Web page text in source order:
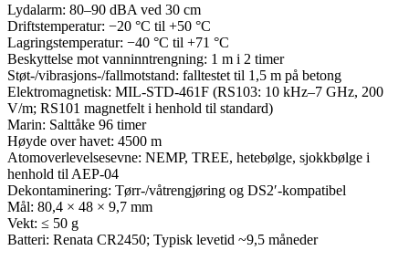
Lydalarm: 80–90 dBA ved 30 cm
Driftstemperatur: −20 °C til +50 °C
Lagringstemperatur: −40 °C til +71 °C
Beskyttelse mot vanninntrengning: 1 m i 2 timer
Støt-/vibrasjons-/fallmotstand: falltestet til 1,5 m på betong
Elektromagnetisk: MIL-STD-461F (RS103: 10 kHz–7 GHz, 200
V/m; RS101 magnetfelt i henhold til standard)
Marin: Salttåke 96 timer
Høyde over havet: 4500 m
Atomoverlevelsesevne: NEMP, TREE, hetebølge, sjokkbølge i
henhold til AEP‑04
Dekontaminering: Tørr-/våtrengjøring og DS2′-kompatibel
Mål: 80,4 × 48 × 9,7 mm
Vekt: ≤ 50 g
Batteri: Renata CR2450; Typisk levetid ~9,5 måneder